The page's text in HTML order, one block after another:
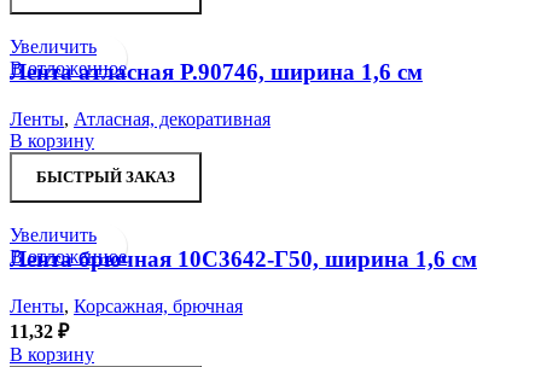
Увеличить
В отложенное
Лента атласная Р.90746, ширина 1,6 см
Ленты, Атласная, декоративная
В корзину
БЫСТРЫЙ ЗАКАЗ
Увеличить
В отложенное
Лента брючная 10С3642-Г50, ширина 1,6 см
Ленты, Корсажная, брючная
11,32 ₽
В корзину